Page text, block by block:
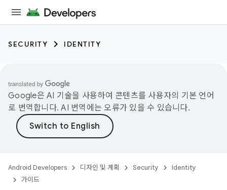
SECURITY IDENTITY
Google은 AI 기술을 사용하여 콘텐츠를 사용자의 기본 언어
로 번역합니다. AI 번역에는 오류가 있을 수 있습니다.
Android Developers 디자인 및 계획 Security
Identity
가이드